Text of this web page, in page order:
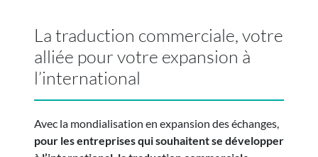
La traduction commerciale, votre
alliée pour votre expansion à
l’international
Avec la mondialisation en expansion des échanges,
pour les entreprises qui souhaitent se développer